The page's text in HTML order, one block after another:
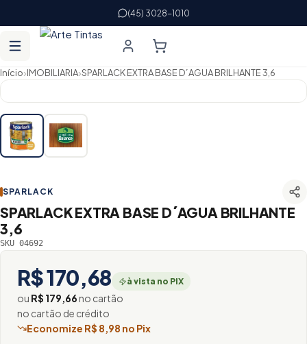
(45) 3028-1010
Início›IMOBILIARIA›SPARLACK EXTRA BASE D´AGUA BRILHANTE 3,6
SPARLACK
SPARLACK EXTRA BASE D´AGUA BRILHANTE
3,6
SKU 04692
R$ 170,68 à vista no PIX
ou R$ 179,66no cartão
no cartão de crédito
Economize R$ 8,98 no Pix